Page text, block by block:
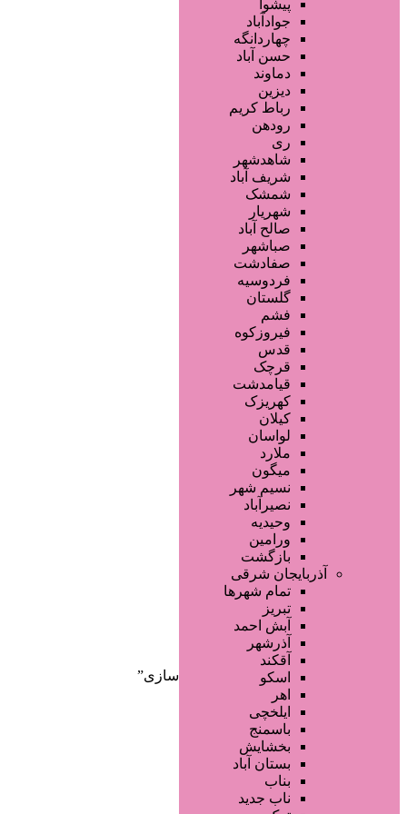
محصولات پوست
محصولات مو
محصولات آرایشی
تجهیزات سالن زیبایی
خدمات دندانپزشکی
سایر خدمات
پیشوا
جوادآباد
چهاردانگه
حسن آباد
دماوند
دیزین
رباط کریم
رودهن
ری
شاهدشهر
شریف آباد
شمشک
شهریار
صالح آباد
صباشهر
صفادشت
فردوسیه
گلستان
فشم
فیروزکوه
قدس
قرچک
قیامدشت
کهریزک
کیلان
لواسان
ملارد
میگون
نسیم شهر
نصیرآباد
وحیدیه
ورامین
بازگشت
آذربایجان شرقی
تمام شهر‌ها
تبریز
آبش احمد
آذرشهر
آقکند
اسکو
اهر
ایلخچی
باسمنج
بخشایش
بستان آباد
بناب
ناب جدید
صفحه اصلی
آگهی انبوه
طراحی سایت
صفحه اختصاصی
لیست سایتهای تبلیغاتی
دسته‌بندی‌ها
/ محصولات برچسب خورده “برندسازی”